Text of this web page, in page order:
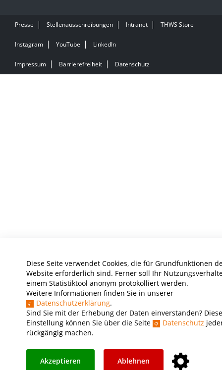
Diese Seite verwendet Cookies, die für Grundfunktionen
Website erforderlich sind. Ferner soll Ihr
einem Statistiktool anonym protokolliert werden.
Weitere Informationen finden Sie in unserer
Datenschutzerklärung.
Sind Sie mit der Erhebung der Daten einverstanden?
Einstellung können Sie über die Seite
Datenschutz
rückgängig machen.
Akzeptieren Ablehnen
Presse Stellenausschreibungen Intranet THWS Store
Instagram YouTube LinkedIn
Impressum Barrierefreiheit Datenschutz